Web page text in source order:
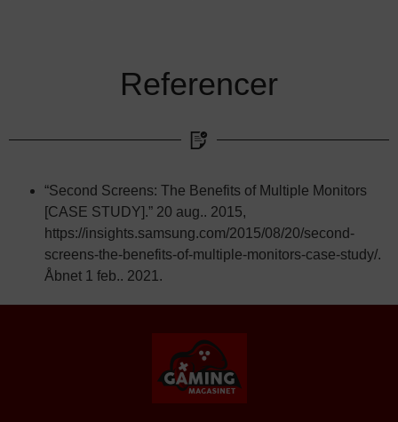
Referencer
“Second Screens: The Benefits of Multiple Monitors
[CASE STUDY].” 20 aug.. 2015,
https://insights.samsung.com/2015/08/20/second-
screens-the-benefits-of-multiple-monitors-case-study/.
Åbnet 1 feb.. 2021.